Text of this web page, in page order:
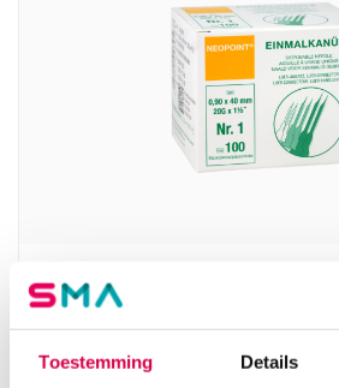
Toestemming Details
Neopoint injectienaalden, nr.1,
0.9mm x 40mm, geel (100)
Luer-Hub, 100 stuks, geel